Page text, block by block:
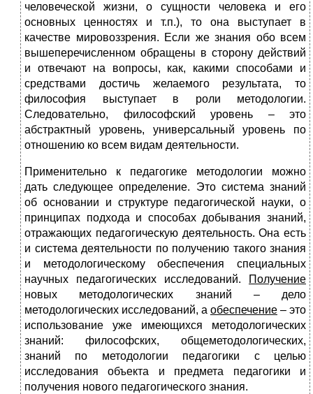
человеческой жизни, о сущности человека и его
основных ценностях и т.п.), то она выступает в
качестве мировоззрения. Если же знания обо всем
вышеперечисленном обращены в сторону действий
и отвечают на вопросы, как, какими способами и
средствами достичь желаемого результата, то
философия выступает в роли методологии.
Следовательно, философский уровень – это
абстрактный уровень, универсальный уровень по
отношению ко всем видам деятельности.
Применительно к педагогике методологии можно
дать следующее определение. Это система знаний
об основании и структуре педагогической науки, о
принципах подхода и способах добывания знаний,
отражающих педагогическую деятельность. Она есть
и система деятельности по получению такого знания
и методологическому обеспечения специальных
научных педагогических исследований.
Получение
новых методологических знаний – дело
методологических исследований, а обеспечение – это
использование уже имеющихся методологических
знаний: философских, общеметодологических,
знаний по методологии педагогики с целью
исследования объекта и предмета педагогики и
получения нового педагогического знания.